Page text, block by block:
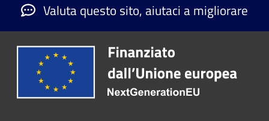
Valuta questo sito, aiutaci a migliorare